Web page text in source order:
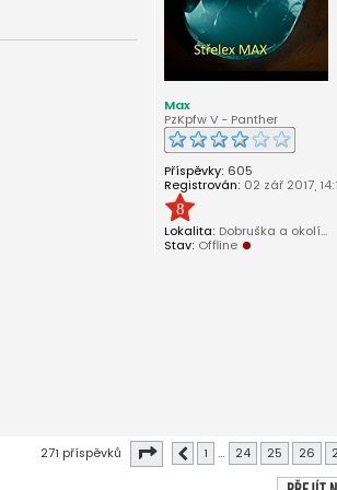
Max
PzKpfw V - Panther
Příspěvky: 605
Registrován: 02 zář 2017,
8
Lokalita: Dobruška a okolí...
Stav: Offline
271 příspěvků Stránka z28
Předchozí
1 … 24 25 26